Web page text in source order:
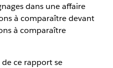
dans une affaire
à comparaître devant
à comparaître
de ce rapport se